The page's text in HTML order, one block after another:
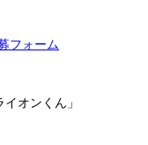
フォーム
オンくん」